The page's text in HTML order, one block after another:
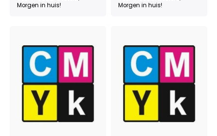
Morgen in huis!
Morgen in huis!